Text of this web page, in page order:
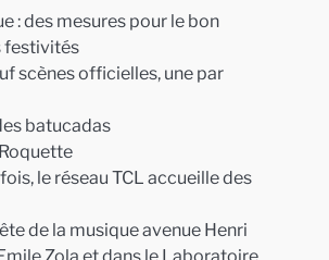
: des mesures pour le bon
festivités
scènes officielles, une par
batucadas
le réseau TCL accueille des
de la musique avenue Henri
Zola et dans le Laboratoire